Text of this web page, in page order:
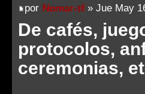
por Nomar-tf » Jue May
De cafés,
protocolos,
ceremonias,